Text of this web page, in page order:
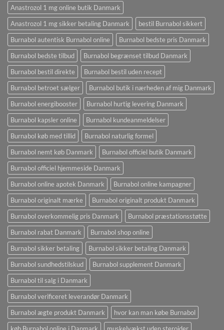
Anastrozol 1 mg online butik Danmark
Anastrozol 1 mg sikker betaling Danmark
bestil Burnabol sikkert
Burnabol autentisk Burnabol online
Burnabol bedste pris Danmark
Burnabol bedste tilbud
Burnabol begrænset tilbud Danmark
Burnabol bestil direkte
Burnabol bestil uden recept
Burnabol betroet sælger
Burnabol butik i nærheden af ​​mig Danmark
Burnabol energibooster
Burnabol hurtig levering Danmark
Burnabol kapsler online
Burnabol kundeanmeldelser
Burnabol køb med tillid
Burnabol naturlig formel
Burnabol nemt køb Danmark
Burnabol officiel butik Danmark
Burnabol officiel hjemmeside Danmark
Burnabol online apotek Danmark
Burnabol online kampagner
Burnabol originalt mærke
Burnabol originalt produkt Danmark
Burnabol overkommelig pris Danmark
Burnabol præstationsstøtte
Burnabol rabat Danmark
Burnabol shop online
Burnabol sikker betaling
Burnabol sikker betaling Danmark
Burnabol sundhedstilskud
Burnabol supplement Danmark
Burnabol til salg i Danmark
Burnabol verificeret leverandør Danmark
Burnabol ægte produkt Danmark
hvor kan man købe Burnabol